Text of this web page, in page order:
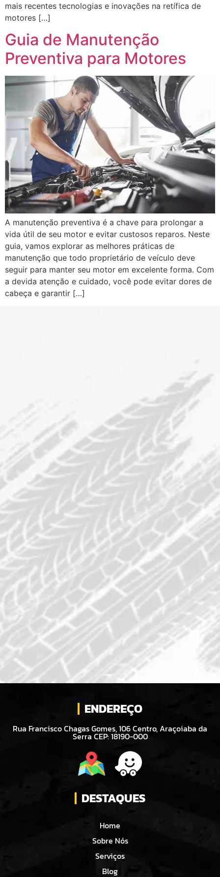
mais recentes tecnologias e inovações na retífica de
motores […]
Guia de Manutenção
Preventiva para Motores
A manutenção preventiva é a chave para prolongar a
vida útil de seu motor e evitar custosos reparos. Neste
guia, vamos explorar as melhores práticas de
manutenção que todo proprietário de veículo deve
seguir para manter seu motor em excelente forma. Com
a devida atenção e cuidado, você pode evitar dores de
cabeça e garantir […]
ENDEREÇO
Rua Francisco Chagas Gomes, 106 Centro, Araçoiaba da
Serra CEP: 18190-000
DESTAQUES
Home
Sobre Nós
Serviços
Blog